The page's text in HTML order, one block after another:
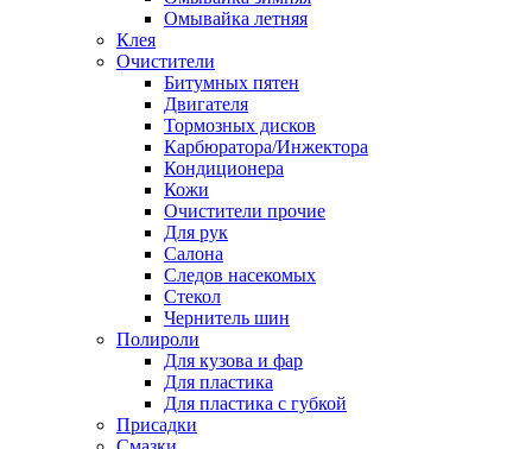
Омывайка летняя
Клея
Очистители
Битумных пятен
Двигателя
Тормозных дисков
Карбюратора/Инжектора
Кондиционера
Кожи
Очистители прочие
Для рук
Салона
Следов насекомых
Стекол
Чернитель шин
Полироли
Для кузова и фар
Для пластика
Для пластика с губкой
Присадки